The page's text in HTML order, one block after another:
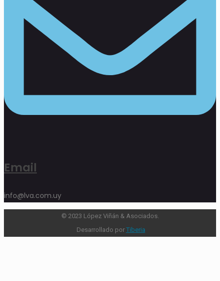
Email
info@lva.com.uy
© 2023 López Viñán & Asociados.
Desarrollado por Tiberia